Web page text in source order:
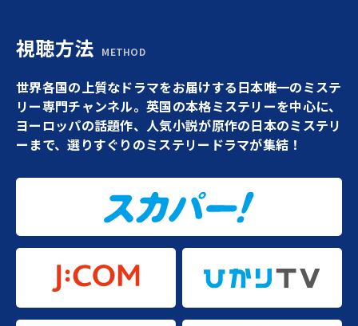
視聴方法 METHOD
世界各国の上質なドラマをお届けする日本唯一のミステ
リー専門チャンネル。英国の本格ミステリーを中心に、
ヨーロッパの話題作、人気小説が原作の日本のミステリ
ーまで、選りすぐりのミステリードラマが集結！